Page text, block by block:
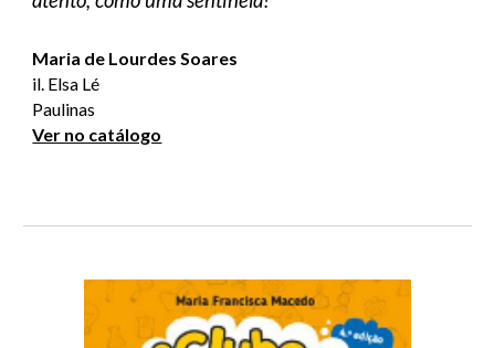
Maria de Lourdes Soares
il. Elsa Lé
Paulinas
Ver no catálogo